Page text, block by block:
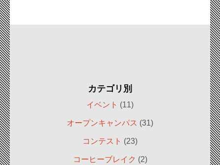
カテゴリ別
イベント (11)
オープンキャンパス (31)
コンテスト (23)
コーヒーブレイク (2)